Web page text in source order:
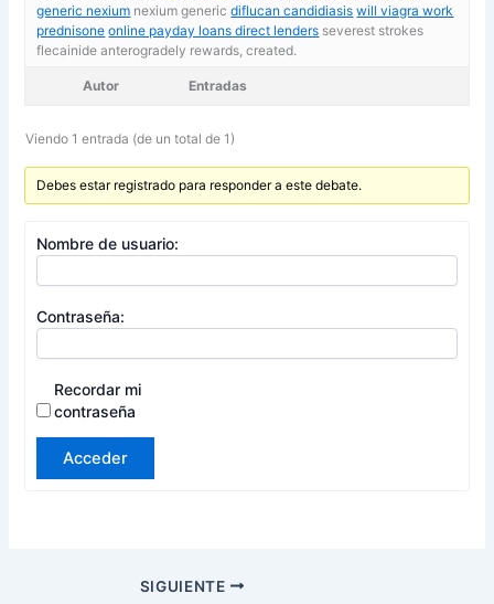
generic nexium nexium genericdiflucan candidiasis will viagra work
prednisone online payday loans direct lenders severest strokes
flecainide anterogradely rewards, created.
Autor Entradas
Viendo 1 entrada (de un total de 1)
Debes estar registrado para responder a este debate.
Nombre de usuario:
Contraseña:
Recordar mi
contraseña
Acceder
SIGUIENTE